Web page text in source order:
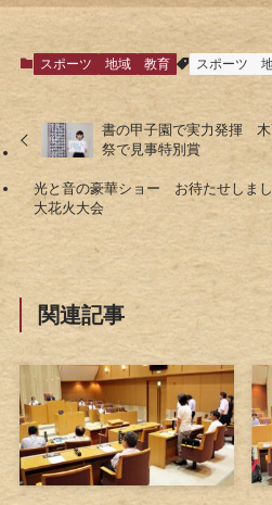
スポーツ 地域 教育 スポーツ
書の甲子園で実力発揮 木
祭で見事特別賞
光と音の豪華ショー お待たせしま
大花火大会
関連記事